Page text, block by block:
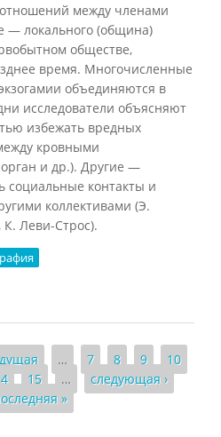
между членами
— локального (община)
обществе,
время. Многочисленные
объединяются в
исследователи объясняют
избежать вредных
кровными
и др.). Другие —
социальные контакты и
коллективами (Э.
Леви-Строс).
… 7 8 9
10
15 …
следующая ›
»